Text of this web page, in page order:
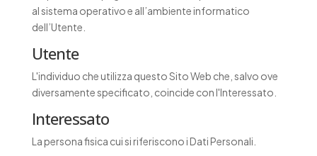
al sistema operativo e all’ambiente informatico
dell’Utente.
Utente
L'individuo che utilizza questo Sito Web che, salvo ove
diversamente specificato, coincide con l'Interessato.
Interessato
La persona fisica cui si riferiscono i Dati Personali.